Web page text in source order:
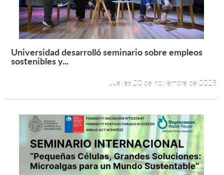
Leer más +
Universidad desarrolló seminario sobre empleos
sostenibles y...
Jueves 20 de noviembre de 2025